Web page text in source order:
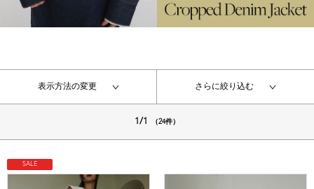
表示方法の変更 さらに絞り込む
1/1 （24件）
SALE